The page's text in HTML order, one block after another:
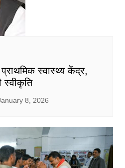
स्वास्थ्य केंद्र,
स्वीकृति
8, 2026